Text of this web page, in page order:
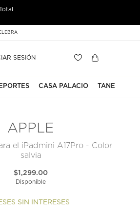
SESIÓN
CASA PALACIO TANE
APPLE
el iPadmini A17Pro - Color
salvia
$1,299.00
Disponible
SIN INTERESES